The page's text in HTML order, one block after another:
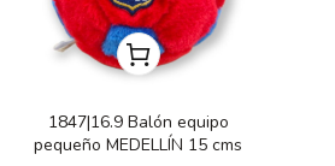
1847|16.9 Balón equipo
pequeño MEDELLÍN 15 cms